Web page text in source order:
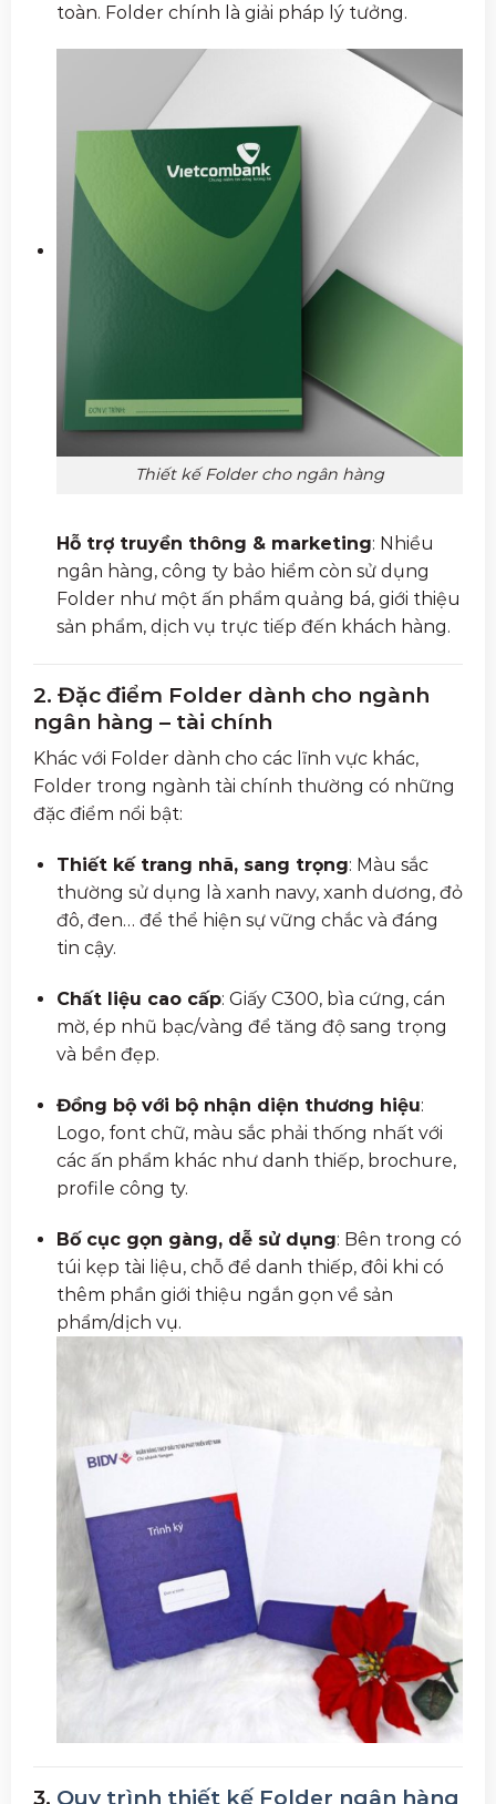
toàn. Folder chính là giải pháp lý tưởng.
Thiết kế Folder cho ngân hàng
Hỗ trợ truyền thông & marketing: Nhiều
ngân hàng, công ty bảo hiểm còn sử dụng
Folder như một ấn phẩm quảng bá, giới thiệu
sản phẩm, dịch vụ trực tiếp đến khách hàng.
2. Đặc điểm Folder dành cho ngành
ngân hàng – tài chính
Khác với Folder dành cho các lĩnh vực khác,
Folder trong ngành tài chính thường có những
đặc điểm nổi bật:
Thiết kế trang nhã, sang trọng: Màu sắc
thường sử dụng là xanh navy, xanh dương, đỏ
đô, đen… để thể hiện sự vững chắc và đáng
tin cậy.
Chất liệu cao cấp: Giấy C300, bìa cứng, cán
mờ, ép nhũ bạc/vàng để tăng độ sang trọng
và bền đẹp.
Đồng bộ với bộ nhận diện thương hiệu:
Logo, font chữ, màu sắc phải thống nhất với
các ấn phẩm khác như danh thiếp, brochure,
profile công ty.
Bố cục gọn gàng, dễ sử dụng: Bên trong có
túi kẹp tài liệu, chỗ để danh thiếp, đôi khi có
thêm phần giới thiệu ngắn gọn về sản
phẩm/dịch vụ.
3. Quy trình thiết kế Folder ngân hàng